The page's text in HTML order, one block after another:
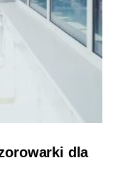
dla